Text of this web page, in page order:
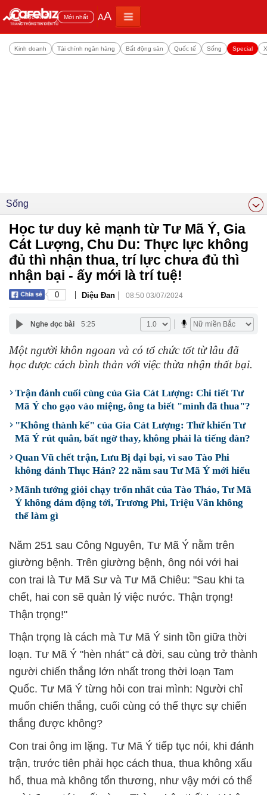
Đọc nhiều Mới nhất AA
Kinh doanh Tài chính ngân hàng Bất động sản Quốc tế Sống Special
Sống
Học tư duy kẻ mạnh từ Tư Mã Ý, Gia
Cát Lượng, Chu Du: Thực lực không
đủ thì nhận thua, trí lực chưa đủ thì
nhận bại - ấy mới là trí tuệ!
0 | Diệu Đan | 08:50 03/07/2024
Nghe đọc bài 5:25
Một người khôn ngoan và có tổ chức tốt từ lâu đã
học được cách bình thản với việc thừa nhận thất bại.
Trận đánh cuối cùng của Gia Cát Lượng: Chi tiết Tư
Mã Ý cho gạo vào miệng, ông ta biết "mình đã thua"?
"Không thành kế" của Gia Cát Lượng: Thứ khiến Tư
Mã Ý rút quân, bất ngờ thay, không phải là tiếng đàn?
Quan Vũ chết trận, Lưu Bị đại bại, vì sao Tào Phi
không đánh Thục Hán? 22 năm sau Tư Mã Ý mới hiểu
Mãnh tướng giỏi chạy trốn nhất của Tào Tháo, Tư Mã
Ý không dám động tới, Trương Phi, Triệu Vân không
thể làm gì
Năm 251 sau Công Nguyên, Tư Mã Ý nằm trên
giường bệnh. Trên giường bệnh, ông nói với hai
con trai là Tư Mã Sư và Tư Mã Chiêu: "Sau khi ta
chết, hai con sẽ quản lý việc nước. Thận trọng!
Thận trọng!"
Thận trọng là cách mà Tư Mã Ý sinh tồn giữa thời
loạn. Tư Mã Ý "hèn nhát" cả đời, sau cùng trở thành
người chiến thắng lớn nhất trong thời loạn Tam
Quốc. Tư Mã Ý từng hỏi con trai mình: Người chỉ
muốn chiến thắng, cuối cùng có thể thực sự chiến
thắng được không?
Con trai ông im lặng. Tư Mã Ý tiếp tục nói, khi đánh
trận, trước tiên phải học cách thua, thua không xấu
hổ, thua mà không tổn thương, như vậy mới có thể